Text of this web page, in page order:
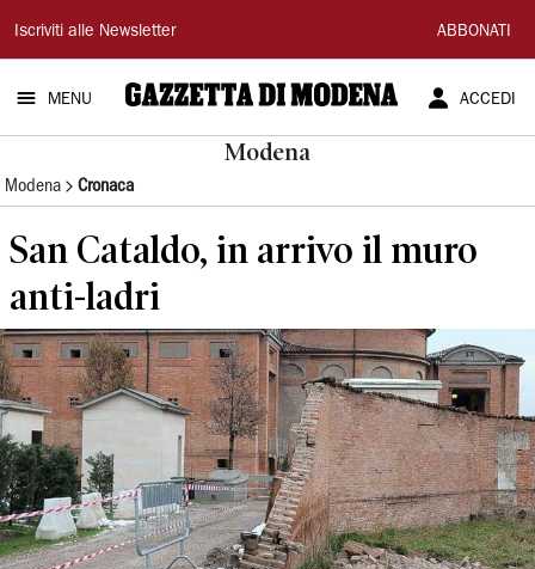
Gazzetta
di
Modena
Iscriviti alle Newsletter ABBONATI
MENU ACCEDI
Modena
Modena Cronaca
San Cataldo, in arrivo il muro
anti-ladri